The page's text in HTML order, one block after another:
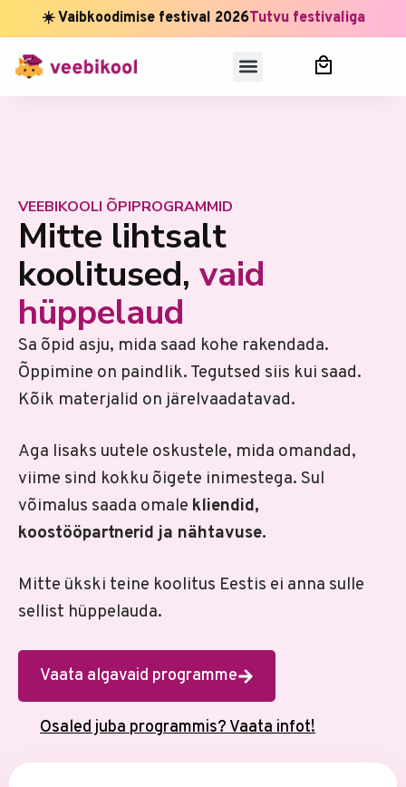
☀️ Vaibkoodimise festival 2026Tutvu festivaliga
VEEBIKOOLI ÕPIPROGRAMMID
Mitte lihtsalt
koolitused, vaid
hüppelaud
Sa õpid asju, mida saad kohe rakendada.
Õppimine on paindlik. Tegutsed siis kui saad.
Kõik materjalid on järelvaadatavad.
Aga lisaks uutele oskustele, mida omandad,
viime sind kokku õigete inimestega. Sul
võimalus saada omale kliendid,
koostööpartnerid ja nähtavuse.
Mitte ükski teine koolitus Eestis ei anna sulle
sellist hüppelauda.
Vaata algavaid programme
Osaled juba programmis? Vaata infot!